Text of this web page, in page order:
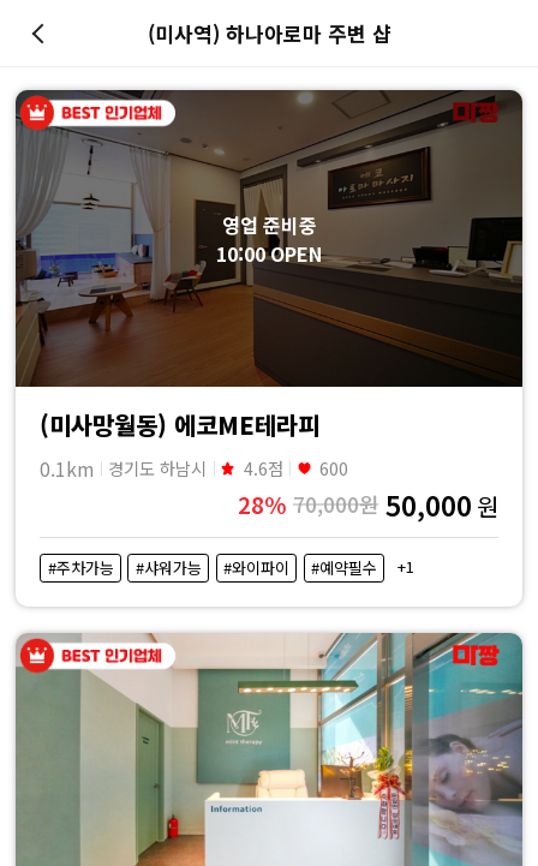
마
사
지
최
저
가
예
약
내
근
(미사역) 하나아로마 주변 샵
영업 준비중
10:00 OPEN
(미사망월동) 에코ME테라피
0.1km 경기도 하남시 4.6점 600
28% 70,000원 50,000 원
#주차가능 #샤워가능 #와이파이 #예약필수 +1